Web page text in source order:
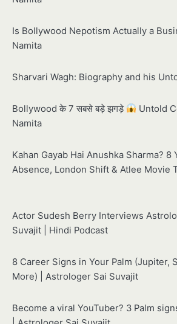
Is Bollywood Nepotism Actually a
Namita
Sharvari Wagh: Biography and his
Bollywood के 7 सबसे बड़े झगड़े
Untold
Namita
Kahan Gayab Hai Anushka Sharma? 8
Absence, London Shift & Atlee Movie
Actor Sudesh Berry Interviews
Suvajit | Hindi Podcast
8 Career Signs in Your Palm (Jupiter,
More) | Astrologer Sai Suvajit
Become a viral YouTuber? 3 Palm